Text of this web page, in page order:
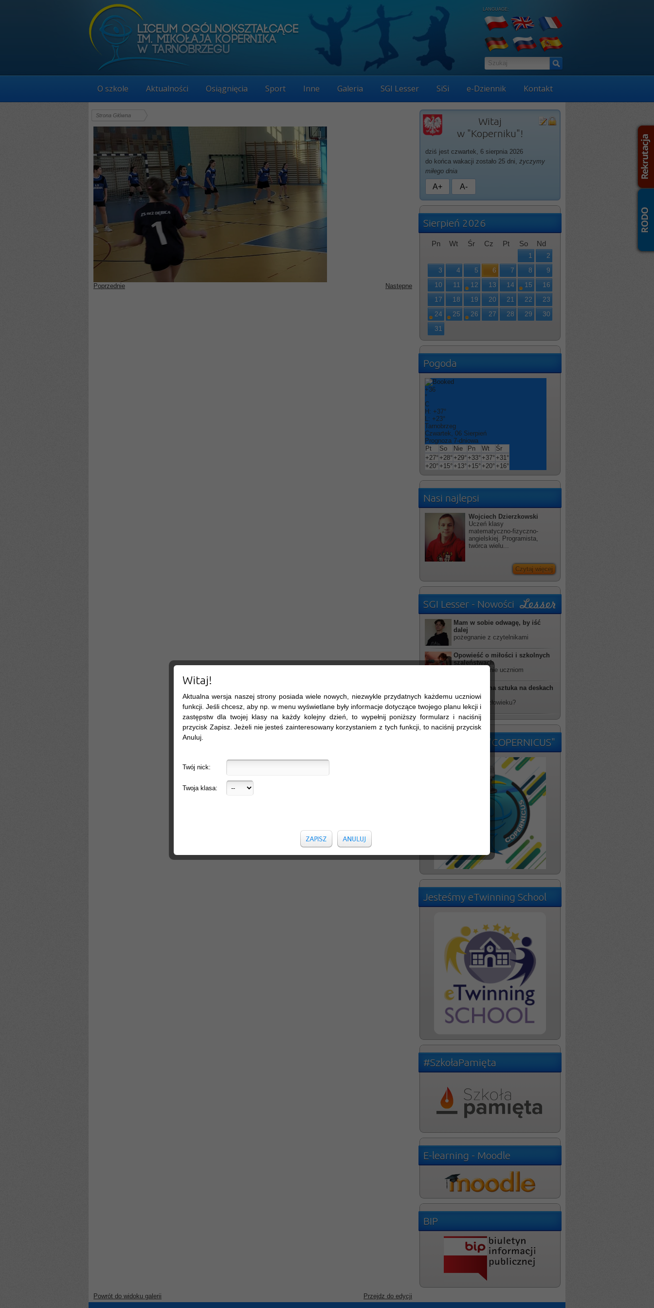
LANGUAGE:
O szkole Aktualności Osiągnięcia Sport Inne Galeria SGI Lesser SiSi e-Dziennik Kontakt
Witaj
w "Koperniku"!
dziś jest czwartek, 6 sierpnia 2026
do końca wakacji zostało 25 dni, życzymy
miłego dnia
A+ A-
Sierpień 2026
Pn Wt Śr Cz Pt So Nd
1
2
3
4 5 6 7 8
9
10
11 12 13 14 15
16
17
18 19 20 21 22
23
24
25 26 27 28 29
30
31
Pogoda
+36
°
C
H: +37°
L: +23°
Tarnobrzeg
Czwartek, 06 Sierpień
Prognoza 7-dniowa
Pt
So Nie Pn Wt
Śr
+27°+28°+29°+33°+37°+31°
+20°+15°+13°+15°+20°+16°
Nasi najlepsi
Wojciech Dzierzkowski
Uczeń klasy
matematyczno-fizyczno-
angielskiej. Programista,
twórca wielu...
Czytaj więcej
SGI Lesser - Nowości
Mam w sobie odwagę, by iść
dalej
pożegnanie z czytelnikami
Opowieść o miłości i szkolnych
szaleństwach
rzucił wyzwanie uczniom
Futurystyczna sztuka na deskach
TDK
kim jesteś człowieku?
Szkolne Radio "COPERNICUS"
Jesteśmy eTwinning School
#SzkołaPamięta
E-learning - Moodle
BIP
Strona Główna
Poprzednie Następne
Powrót do widoku galerii Przejdz do edycji
Witaj!
Aktualna wersja naszej strony posiada wiele nowych, niezwykle przydatnych każdemu uczniowi
funkcji. Jeśli chcesz, aby np. w menu wyświetlane były informacje dotyczące twojego planu lekcji i
zastępstw dla twojej klasy na każdy kolejny dzień, to wypełnij poniższy formularz i naciśnij
przycisk Zapisz. Jeżeli nie jesteś zainteresowany korzystaniem z tych funkcji, to naciśnij przycisk
Anuluj.
Twój nick:
Twoja klasa: